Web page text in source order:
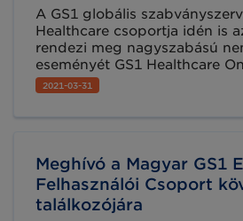
A GS1 globális
Healthcare csoportja idén is
rendezi meg nagyszabású
eseményét GS1 Healthcare
néven, 2021. április 20-22.
legnagyobb egészségügyi
2021-03-31
Meghívó a Magyar GS1
Felhasználói Csoport
találkozójára